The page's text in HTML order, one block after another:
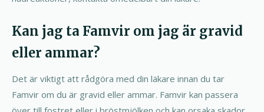
Kan jag ta Famvir om jag är gravid
eller ammar?
Det är viktigt att rådgöra med din läkare innan du tar
Famvir om du är gravid eller ammar. Famvir kan passera